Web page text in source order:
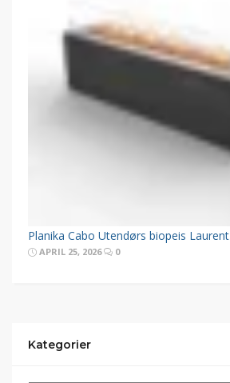
Planika Cabo Utendørs biopeis Laurent
APRIL 25, 2026 0
Kategorier